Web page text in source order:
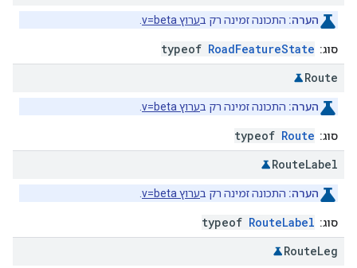
הערה: התכונה זמינה רק בערוץ v=beta .
סוג: typeof RoadFeatureState
Route
הערה: התכונה זמינה רק בערוץ v=beta .
סוג: typeof Route
RouteLabel
הערה: התכונה זמינה רק בערוץ v=beta .
סוג: typeof RouteLabel
RouteLeg